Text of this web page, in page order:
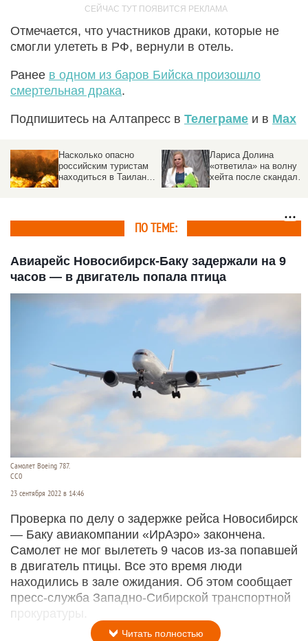
Отмечается, что участников драки, которые не
смогли улететь в РФ, вернули в отель.
Ранее в одном из баров Бийска произошло
смертельная драка.
Подпишитесь на Алтапресс в Телеграме и в Max
Лариса Долина
«ответила» на волну
хейта после скандала
Концертный директор
Киркорова
прокомментировал
ПО ТЕМЕ:
Авиарейс Новосибирск-Баку задержали на 9
часов — в двигатель попала птица
Самолет Boeing 787.
CC0
23 сентября 2022 в 14:46
Проверка по делу о задержке рейса Новосибирск
— Баку авиакомпании «ИрАэро» закончена.
Самолет не мог вылететь 9 часов из-за попавшей
в двигатель птицы. Все это время люди
находились в зале ожидания. Об этом сообщает
пресс-служба Западно-Сибирской транспортной
прокуратуры.
Читать полностью